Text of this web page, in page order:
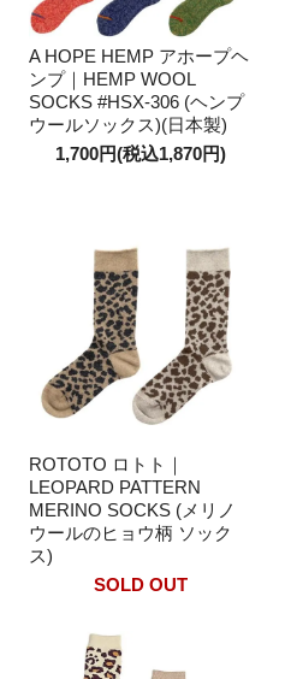
A HOPE HEMP アホープヘ
ンプ｜HEMP WOOL
SOCKS #HSX-306 (ヘンプ
ウールソックス)(日本製)
1,700円(税込1,870円)
ROTOTO ロトト｜
LEOPARD PATTERN
MERINO SOCKS (メリノ
ウールのヒョウ柄 ソック
ス)
SOLD OUT